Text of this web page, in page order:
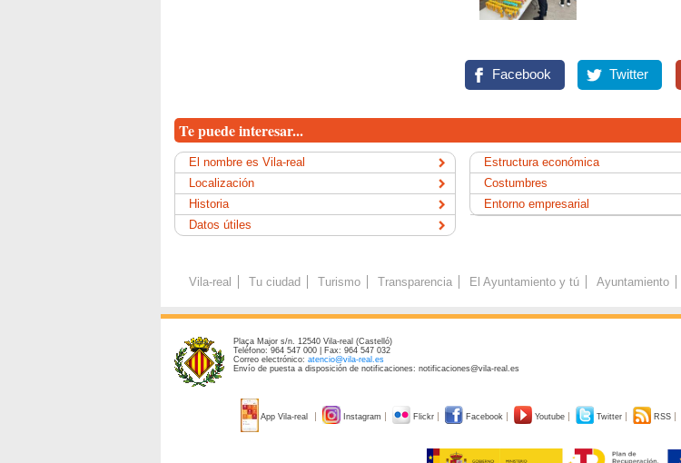
Facebook Twitter
Te puede interesar...
El nombre es Vila-real
Localización
Historia
Datos útiles
Estructura económica
Costumbres
Entorno empresarial
Vila-real Tu ciudad Turismo Transparencia El Ayuntamiento y tú Ayuntamiento
Plaça Major s/n. 12540 Vila-real (Castelló)
Teléfono: 964 547 000 | Fax: 964 547 032
Correo electrónico: atencio@vila-real.es
Envío de puesta a disposición de notificaciones: notificaciones@vila-real.es
App Vila-real Instagram Flickr Facebook Youtube Twitter RSS